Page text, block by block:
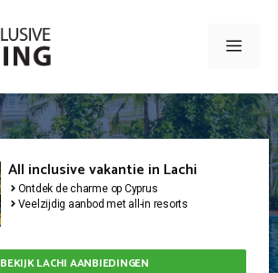
Menu
All inclusive vakantie in Lachi
Ontdek de charme op Cyprus
Veelzijdig aanbod met all-in resorts
BEKIJK LACHI AANBIEDINGEN